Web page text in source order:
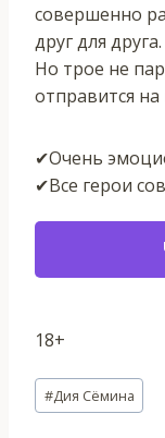
совершенно
друг для друга.
Но трое не
отправится
✔Очень
✔Все герои
18+
Метки
записи:
#Дия Сёмина